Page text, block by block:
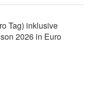
Tag) inklusive
2026 in Euro